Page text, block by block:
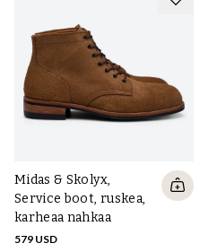
Midas & Skolyx,
Service boot, ruskea,
karheaa nahkaa
579 USD